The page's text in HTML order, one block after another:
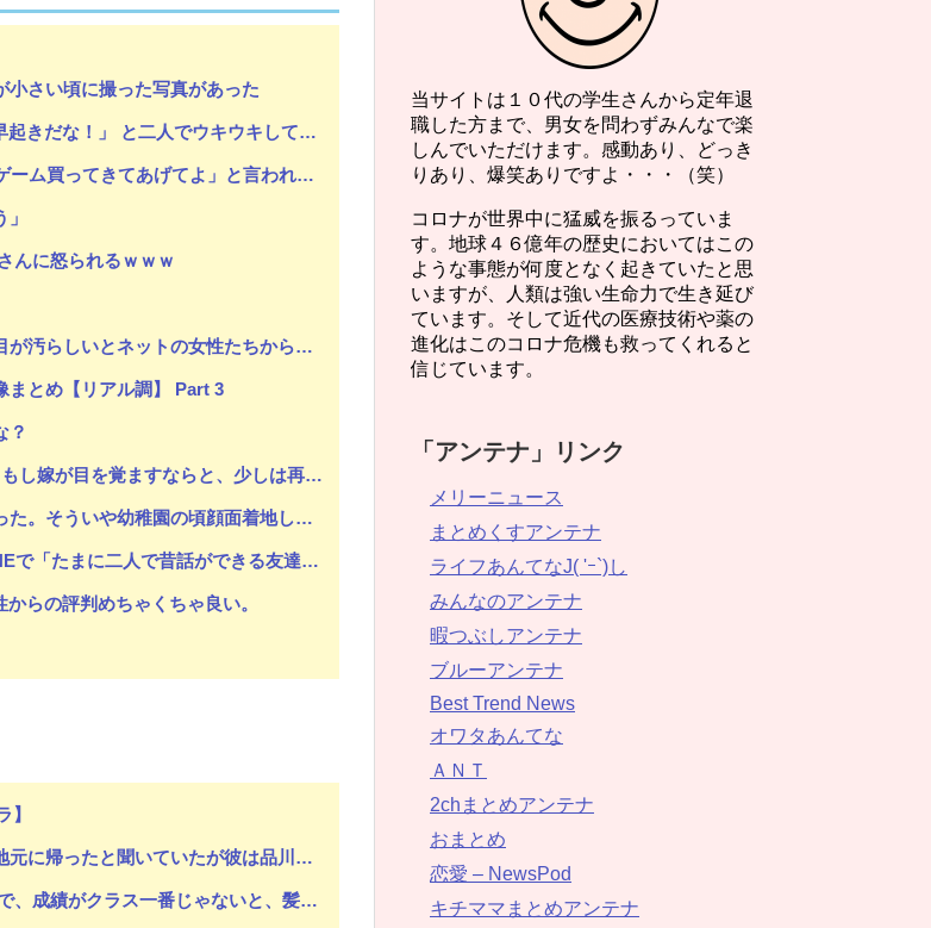
さい頃に撮った写真があった
だな！」 と二人でウキウキしていた。
と言われて弟の代わりにア○ルトゲームを買わされた
んに怒られるｗｗｗ
ネットの女性たちから批判された結果ｗｗｗ
まとめ【リアル調】 Part 3
？
撮りの写メを何枚も見て無理だと悟った。だから俺は嫁と間男に制裁を…
とがあったが、 母ちゃん当時気づかなかったのかよ・・・
友達になろう」的なメッセ送信した。昨日まで既読無視
らの評判めちゃくちゃ良い。
】
と聞いていたが彼は品川で通勤していた
され、 怒鳴ったり毆ったりされた そして私はその鬱憤を全て姉にぶつけ…
当サイトは１０代の学生さんから定年退
職した方まで、男女を問わずみんなで楽
しんでいただけます。感動あり、どっき
りあり、爆笑ありですよ・・・（笑）
コロナが世界中に猛威を振るっていま
す。地球４６億年の歴史においてはこの
ような事態が何度となく起きていたと思
いますが、人類は強い生命力で生き延び
ています。そして近代の医療技術や薬の
進化はこのコロナ危機も救ってくれると
信じています。
「アンテナ」リンク
メリーニュース
まとめくすアンテナ
ライフあんてなJ( 'ｰ`)し
みんなのアンテナ
暇つぶしアンテナ
ブルーアンテナ
Best Trend News
オワタあんてな
ＡＮＴ
2chまとめアンテナ
おまとめ
恋愛 – NewsPod
キチママまとめアンテナ